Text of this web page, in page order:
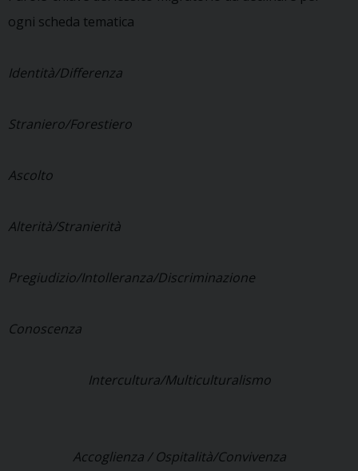
ogni scheda tematica
Identità/Differenza
Straniero/Forestiero
Ascolto
Alterità/Stranierità
Pregiudizio/Intolleranza/Discriminazione
Conoscenza
Intercultura/Multiculturalismo
Accoglienza / Ospitalità/Convivenza